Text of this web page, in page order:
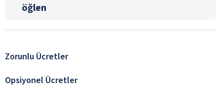
öğlen
Zorunlu Ücretler
Opsiyonel Ücretler